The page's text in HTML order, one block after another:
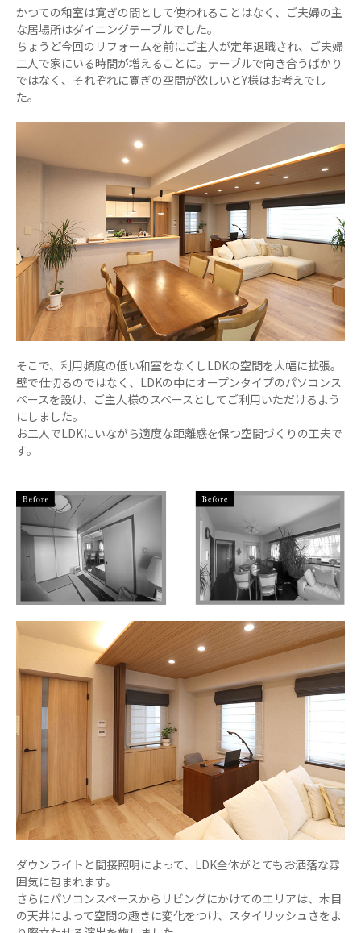
かつての和室は寛ぎの間として使われることはなく、ご夫婦の主
な居場所はダイニングテーブルでした。
ちょうど今回のリフォームを前にご主人が定年退職され、ご夫婦
二人で家にいる時間が増えることに。テーブルで向き合うばかり
ではなく、それぞれに寛ぎの空間が欲しいとY様はお考えでし
た。
そこで、利用頻度の低い和室をなくしLDKの空間を大幅に拡張。
壁で仕切るのではなく、LDKの中にオープンタイプのパソコンス
ペースを設け、ご主人様のスペースとしてご利用いただけるよう
にしました。
お二人でLDKにいながら適度な距離感を保つ空間づくりの工夫で
す。
ダウンライトと間接照明によって、LDK全体がとてもお洒落な雰
囲気に包まれます。
さらにパソコンスペースからリビングにかけてのエリアは、木目
の天井によって空間の趣きに変化をつけ、スタイリッシュさをよ